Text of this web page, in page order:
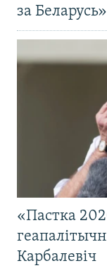
за Беларусь»
«Пастка
Карбалевіч